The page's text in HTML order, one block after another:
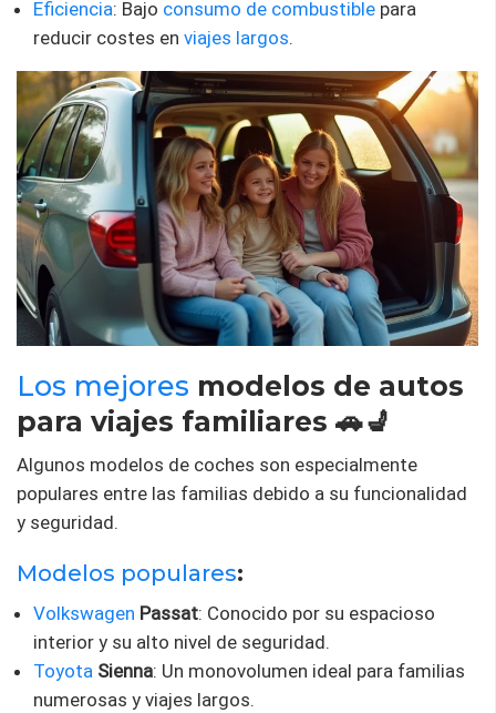
Eficiencia: Bajo consumo de combustible para
reducir costes en viajes largos.
Los mejores modelos de autos
para viajes familiares 🚗💺
Algunos modelos de coches son especialmente
populares entre las familias debido a su funcionalidad
y seguridad.
Modelos populares:
Volkswagen Passat: Conocido por su espacioso
interior y su alto nivel de seguridad.
Toyota Sienna: Un monovolumen ideal para familias
numerosas y viajes largos.